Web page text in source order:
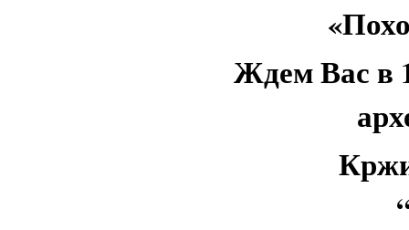
Ждем Вас в